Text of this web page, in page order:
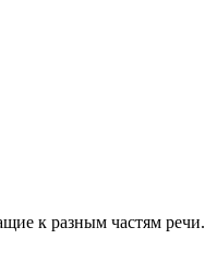
к разным частям речи.